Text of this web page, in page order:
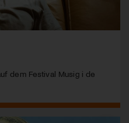
dem Festival Musig i de